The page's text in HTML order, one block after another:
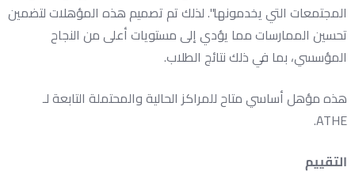
المجتمعات التي يخدمونها". لذلك تم تصميم هذه المؤهلات لتضمين
تحسين الممارسات مما يؤدي إلى مستويات أعلى من النجاح
المؤسسي، بما في ذلك نتائج الطلاب.
هذه مؤهل أساسي متاح للمراكز الحالية والمحتملة التابعة لـ
ATHE.
التقييم